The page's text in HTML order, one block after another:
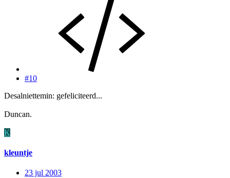
#10
Desalniettemin: gefeliciteerd...
Duncan.
K
kleuntje
23 jul 2003